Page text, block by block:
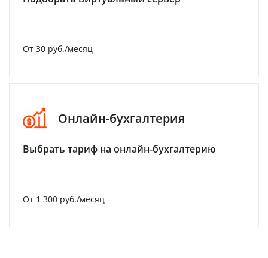
От 30 руб./месяц
Онлайн-бухгалтерия
Выбрать тариф на онлайн-бухгалтерию
От 1 300 руб./месяц